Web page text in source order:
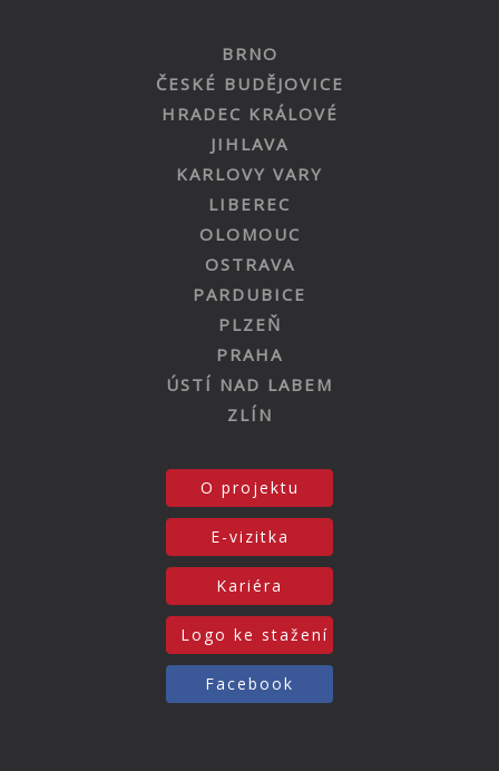
BRNO
ČESKÉ BUDĚJOVICE
HRADEC KRÁLOVÉ
JIHLAVA
KARLOVY VARY
LIBEREC
OLOMOUC
OSTRAVA
PARDUBICE
PLZEŇ
PRAHA
ÚSTÍ NAD LABEM
ZLÍN
O projektu
E-vizitka
Kariéra
Logo ke stažení
Facebook